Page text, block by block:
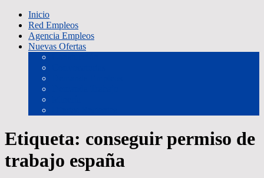
Inicio
Red Empleos
Agencia Empleos
Nuevas Ofertas
Etiqueta: conseguir permiso de
trabajo españa